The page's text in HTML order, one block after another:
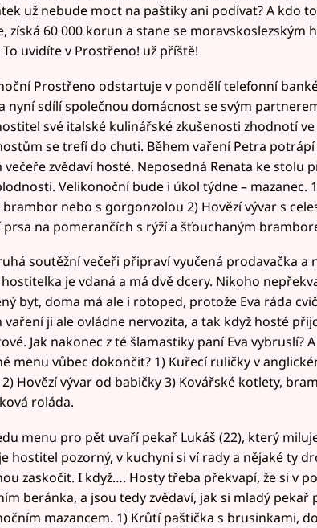
už nebude moct na paštiky ani podívat? A kdo
získá 60 000 korun a stane se moravskoslezským
To uvidíte v Prostřeno! už příště!
Prostřeno odstartuje v pondělí telefonní
nyní sdílí společnou domácnost se svým
své italské kulinářské zkušenosti zhodnotí ve
se trefí do chuti. Během vaření Petra
večeře zvědaví hosté. Neposedná Renata ke stolu
Velikonoční bude i úkol týdne – mazanec.
brambor nebo s gorgonzolou 2) Hovězí vývar s
prsa na pomerančích s rýží a šťouchaným
soutěžní večeři připraví vyučená prodavačka a
je vdaná a má dvě dcery. Nikoho
byt, doma má ale i rotoped, protože Eva ráda
vaření ji ale ovládne nervozita, a tak když hosté
Jak nakonec z té šlamastiky paní Eva vybruslí?
menu vůbec dokončit? 1) Kuřecí ruličky v
Hovězí vývar od babičky 3) Kovářské kotlety,
roláda.
menu pro pět uvaří pekař Lukáš (22), který
hostitel pozorný, v kuchyni si ví rady a nějaké ty
zaskočit. I když…. Hosty třeba překvapí, že si v
beránka, a jsou tedy zvědaví, jak si mladý pekař
mazancem. 1) Krůtí paštička s brusinkami,